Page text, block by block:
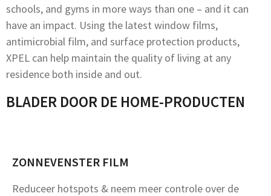
schools, and gyms in more ways than one – and it can
have an impact. Using the latest window films,
antimicrobial film, and surface protection products,
XPEL can help maintain the quality of living at any
residence both inside and out.
BLADER DOOR DE HOME-PRODUCTEN
ZONNEVENSTER FILM
Reduceer hotspots & neem meer controle over de